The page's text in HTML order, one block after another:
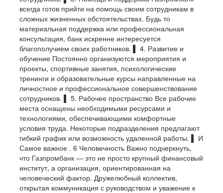
Менеджер отдела прямых и выездных продаж
Смотреть все вакансии
Корпоративные клиенты
Менеджер по привлечению зарплатных клиентов
Начальник отдела продаж зарплатных проектов
Смотреть все вакансии
СОВРЕМЕННЫЕ
ДЛЯ СИЛЬНЫХ
РЕШЕНИЙ
Мы являемся ключевым участником рынка
по организации расчетов, андеррайтингу
выпусков корпоративных облигаций
и управлению активами
Достигайте результата,
о комфорте позаботимся мы
Kafka
MQ
Redis
Hazelcast
PostgreSQL
Инфраструктура
Pact
Docker
Kubernetes
Bitbucket
TeamCity
Prometheus
Nexus
OpenIG
Nginx
ELK
Jaeger
Языки и Фреймворки
Технологии БД
Реляционные NoSQL
Языки
SQL
Transact SQL
PL/SQL
PL/pgSQL
Инструменты
Liquibase
DBeaver
Microsoft SQL Server
Management Studio
и многие другие
Docker
Gradle
Helm
Ansible
Nexus
Keycloak
JIRA
Kafka
Vault
Confluence
Grafana
Kubernetes
Платформы
RHEL
OpenShift
Kubernetes
Языки
Go
Python
Kotlin
Bash
Web (browser)
WebView (mobile)
Node.js
Языки
JavaScript Typescript
Java/Python
Cucumber/JUnit REST
Assured/ Selenide
Test containers
WireMock
Инфраструктура
Jira + Xray
REST/AsyncAPI
Kafka
PostgreSQL
GitLab
TeamCity
Prometheus
Kubernetes
Нагрузка
JMeter
Gatling
Grafana
SQL
API First (OpenAPI
и AsyncAPI)
doc as code
Swagger
Postman
Rest
Методологии и планирование
user story / user story map
use case
Диаграммы и моделирование
ER-диаграммы
UML
BPMN
Mermaid
draw.io
Camunda modeler
всегда готов прийти на помощь своим сотрудникам в
сложных жизненных обстоятельствах. Будь то
материальная поддержка или профессиональная
консультация, банк искренне интересуется
благополучием своих работников. ▌ 4. Развитие и
обучение Постоянно организуются мероприятия и
проекты, спортивные занятия, психологические
тренинги и образовательные курсы направленные на
личностное и профессиональное совершенствование
сотрудников. ▌ 5. Рабочее пространство Все рабочие
места оснащены необходимыми ресурсами и
технологиями, обеспечивающими комфортные
условия труда. Некоторые подразделения предлагают
гибкий график или возможность удаленной работы. ▌ И
Самое важное . 6 Человечность Важно подчеркнуть,
что Газпромбанк — это не просто крупный финансовый
институт, а организация, ориентированная на
человеческий фактор. Дружелюбный коллектив,
открытая коммуникация с руководством и уважение к